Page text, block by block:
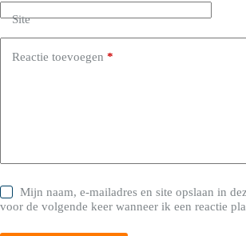
Site
Reactie toevoegen *
Mijn naam, e-mailadres en site opslaan in
voor de volgende keer wanneer ik een reactie